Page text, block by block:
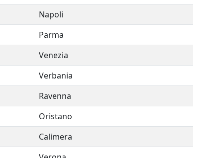
Napoli
Parma
Venezia
Verbania
Ravenna
Oristano
Calimera